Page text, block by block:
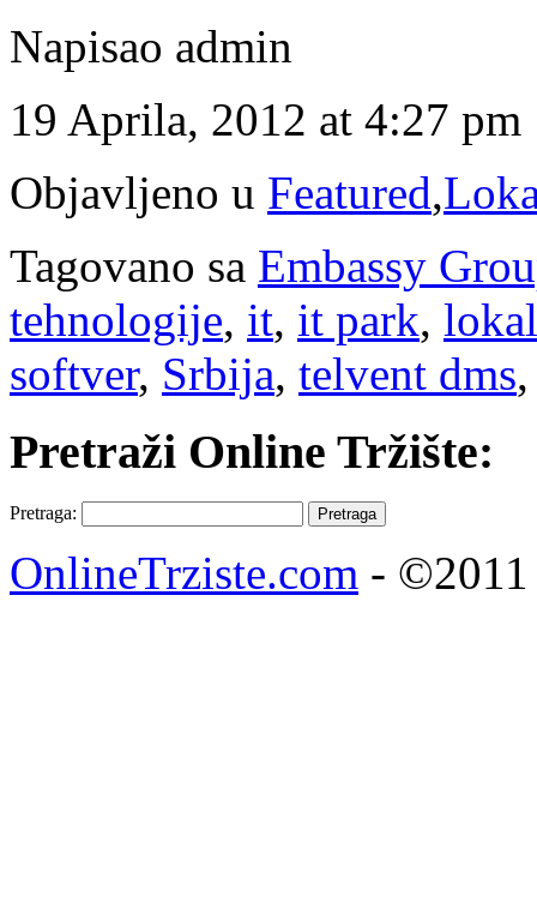
Napisao admin
19 Aprila, 2012 at 4:27 pm
Objavljeno u Featured,
Tagovano sa Embassy
tehnologije, it, it park,
softver, Srbija, telvent dms
Pretraži Online Tržište:
Pretraga:
OnlineTrziste.com - ©2011